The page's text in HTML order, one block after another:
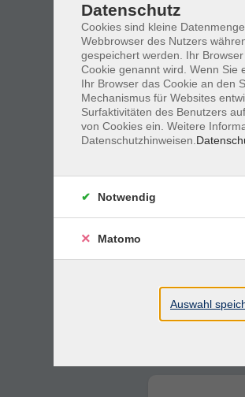
Kleine
Film
Kleine
Datenschutz
Cookies sind kleine
Webbrowser des Nutzers
gespeichert werden. Ihr
Cookie genannt wird. Wenn Sie
Ihr Browser das Cookie an den
Mechanismus für Websites
Surfaktivitäten des Benutzers
von Cookies ein. Weitere
Datenschutzhinweisen.
Notwendig
Matomo
Auswahl